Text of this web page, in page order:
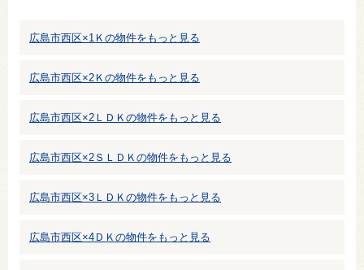
広島市西区×1Ｋの物件をもっと見る
広島市西区×2Ｋの物件をもっと見る
広島市西区×2ＬＤＫの物件をもっと見る
広島市西区×2ＳＬＤＫの物件をもっと見る
広島市西区×3ＬＤＫの物件をもっと見る
広島市西区×4ＤＫの物件をもっと見る